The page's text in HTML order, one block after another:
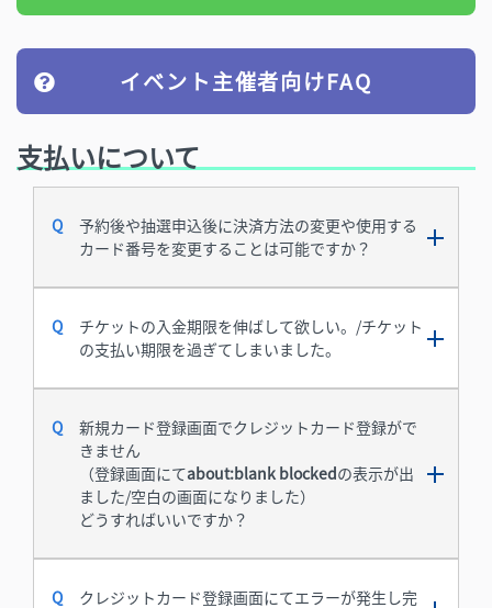
イベント主催者向けFAQ
支払いについて
予約後や抽選申込後に決済方法の変更や使用する
カード番号を変更することは可能ですか？
チケットの入金期限を伸ばして欲しい。/チケット
の支払い期限を過ぎてしまいました。
新規カード登録画面でクレジットカード登録がで
きません
（登録画面にてabout:blank blockedの表示が出
ました/空白の画面になりました）
どうすればいいですか？
クレジットカード登録画面にてエラーが発生し完